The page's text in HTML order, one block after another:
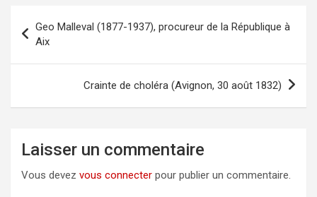
Navigation
l’article
Geo Malleval (1877-1937), procureur de la République à
Aix
Crainte de choléra (Avignon, 30 août 1832)
Laisser un commentaire
Vous devez vous connecter pour publier un commentaire.